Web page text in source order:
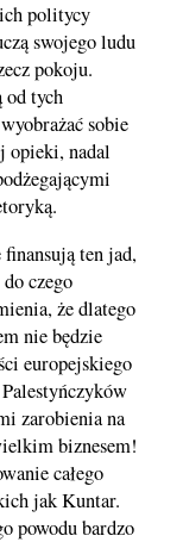
politycy
swojego ludu
pokoju.
od tych
sobie
opieki, nadal
ten jad,
czego
że dlatego
nie będzie
europejskiego
zarobienia na
biznesem!
całego
jak Kuntar.
powodu bardzo